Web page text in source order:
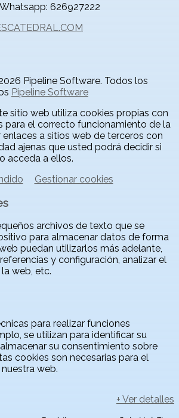
626927222
Pipeline Software. Todos los
Pipeline Software
sitio web utiliza cookies propias con
para el correcto funcionamiento de la
enlaces a sitios web de terceros con
ajenas que usted podrá decidir si
acceda a ellos.
Gestionar cookies
archivos de texto que se
para almacenar datos de forma
puedan utilizarlos más adelante,
y configuración, analizar el
web, etc.
para realizar funciones
se utilizan para identificar su
su consentimiento sobre
cookies son necesarias para el
web.
+ Ver detalles